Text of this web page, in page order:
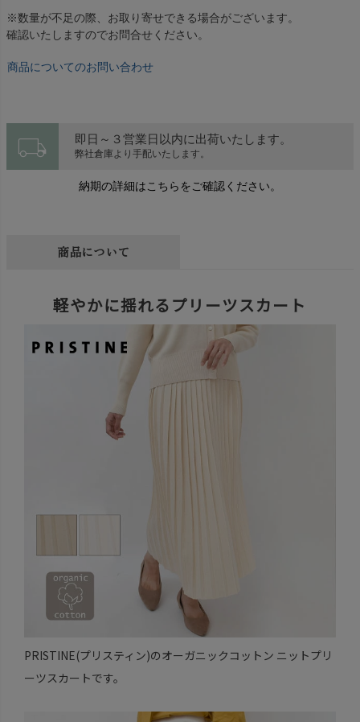
※数量が不足の際、お取り寄せできる場合がございます。
確認いたしますのでお問合せください。
商品についてのお問い合わせ
local_shipping 即日～３営業日以内に出荷いたします。
弊社倉庫より手配いたします。
納期の詳細はこちらをご確認ください。
商品について
軽やかに揺れるプリーツスカート
PRISTINE(プリスティン)のオーガニックコットン ニットプリ
ーツスカートです。